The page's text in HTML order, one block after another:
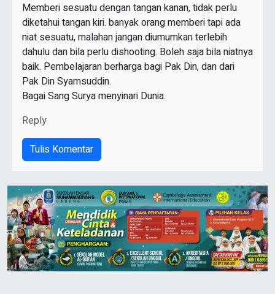
Memberi sesuatu dengan tangan kanan, tidak perlu
diketahui tangan kiri. banyak orang memberi tapi ada
niat sesuatu, malahan jangan diumumkan terlebih
dahulu dan bila perlu dishooting. Boleh saja bila niatnya
baik. Pembelajaran berharga bagi Pak Din, dan dari
Pak Din Syamsuddin.
Bagai Sang Surya menyinari Dunia.
Reply
Tulis Komentar